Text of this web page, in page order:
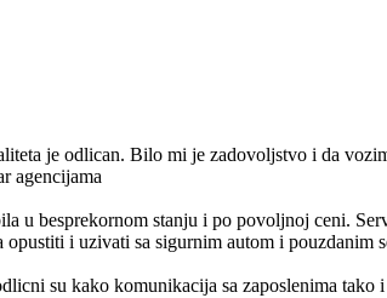
je odlican. Bilo mi je zadovoljstvo i da
agencijama
u besprekornom stanju i po povoljnoj ceni.
i uzivati sa sigurnim autom i pouzdanim
su kako komunikacija sa zaposlenima tako